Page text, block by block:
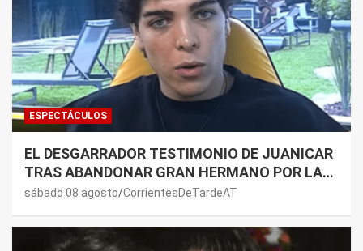
ESPECTÁCULOS
EL DESGARRADOR TESTIMONIO DE JUANICAR
TRAS ABANDONAR GRAN HERMANO POR LA
SALUD DE SU MAMÁ.
sábado 08 agosto CorrientesDeTardeAT